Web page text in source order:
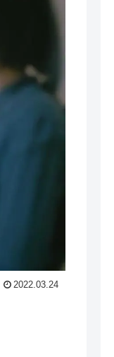
2022.03.24